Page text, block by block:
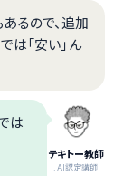
るので、追加
は「安い」ん
テキトー教師
.AI認定講師
は